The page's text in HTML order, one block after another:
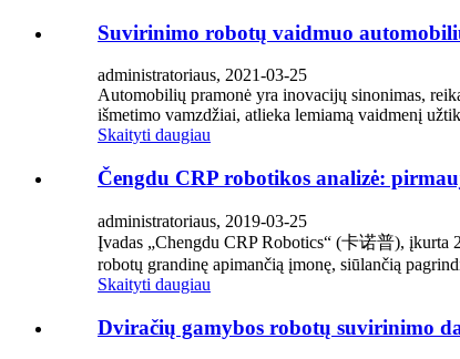
Suvirinimo robotų vaidmuo
administratoriaus, 2021-03-25
Automobilių pramonė yra inovacijų sinonimas,
išmetimo vamzdžiai, atlieka lemiamą vaidmenį
Skaityti daugiau
Čengdu CRP robotikos analizė:
administratoriaus, 2019-03-25
Įvadas „Chengdu CRP Robotics“ (卡诺普), įkurta
robotų grandinę apimančią įmonę, siūlančią
Skaityti daugiau
Dviračių gamybos robotų suvirinimo